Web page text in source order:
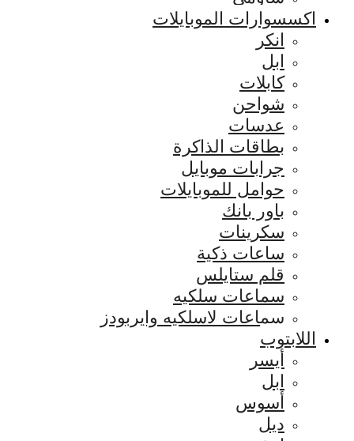
اكسسوارات الموبايلات
انكر
ابل
كابلات
شواحن
عدسات
بطاقات الذاكرة
جرابات موبايل
حوامل للموبايلات
باور بانك
سكرينات
ساعات ذكية
قلم ستايلس
سماعات سلكيه
سماعات لاسلكيه وايربودز
اللابتوب
أيسر
ابل
أسوس
ديل